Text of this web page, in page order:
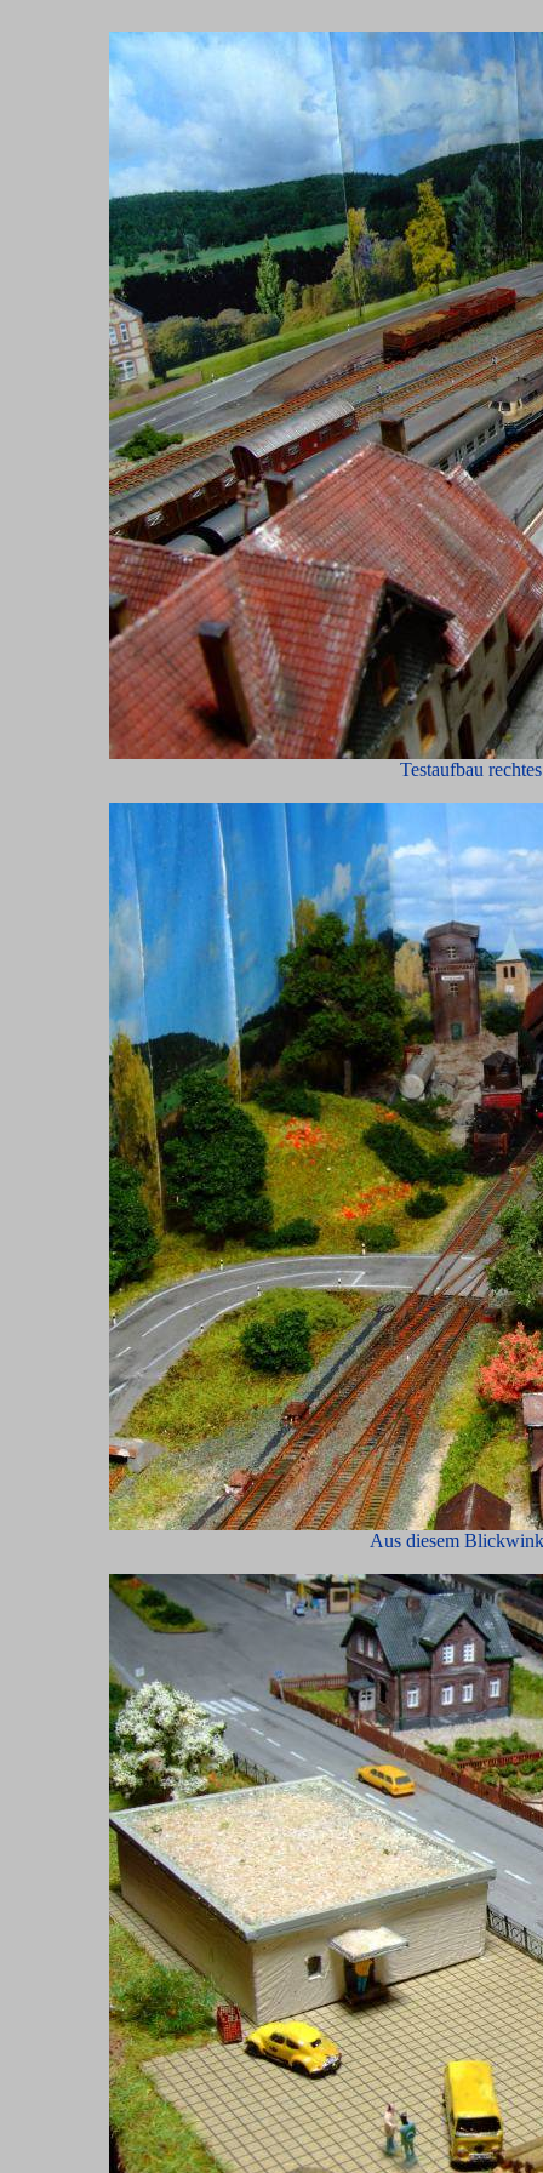
Testaufbau
Aus diesem